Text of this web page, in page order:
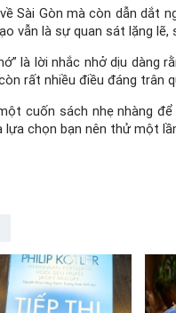
Sài Gòn mà còn dẫn dắt
vẫn là sự quan sát lặng
là lời nhắc nhở dịu
rất nhiều điều đáng trân
cuốn sách nhẹ nhàng
lựa chọn bạn nên thử một